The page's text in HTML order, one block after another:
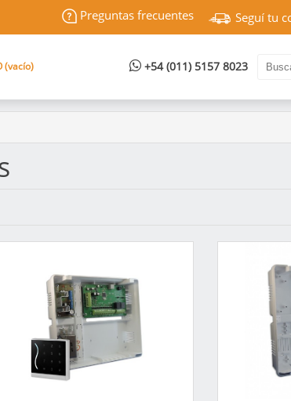
Seguí tu
Preguntas frecuentes
+54 (011) 5157 8023
(vacío)